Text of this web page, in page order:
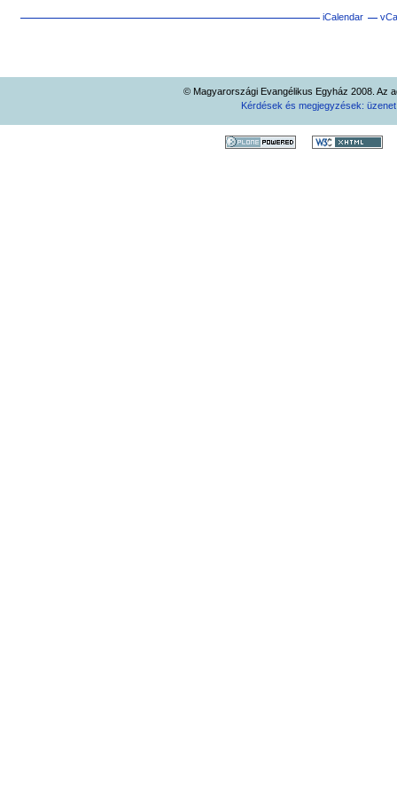
iCalendar
© Magyarországi Evangélikus Egyház 2008. Az
Kérdések és megjegyzések: